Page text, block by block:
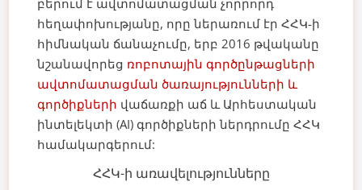
հեղափոխությանը, որը ներառում էր ՀՀԿ-ի
հիմնական ճանաչումը, երբ 2016 թվականը
նշանավորեց ռոբոտային գործընթացների
ավտոմատացման ծառայությունների և
գործիքների վաճառքի աճ և Արհեստական
ինտելեկտի (AI) գործիքների ներդրումը ՀՀԿ
համակարգերում:
ՀՀԿ-ի առավելությունները